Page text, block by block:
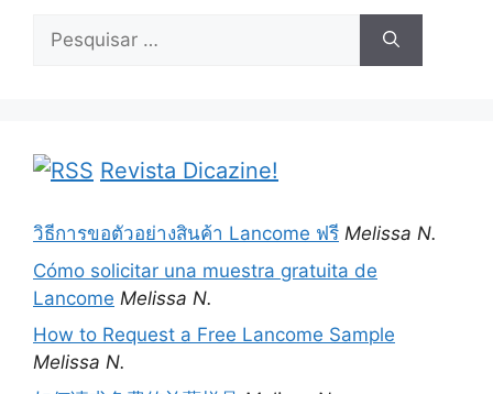
Pesquisar
Revista Dicazine!
วิธีการขอตัวอย่างสินค้า Lancome ฟรี Melissa N.
Cómo solicitar una muestra gratuita de
Lancome Melissa N.
How to Request a Free Lancome Sample
Melissa N.